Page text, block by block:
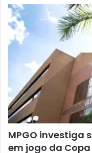
MPGO investiga
em jogo da